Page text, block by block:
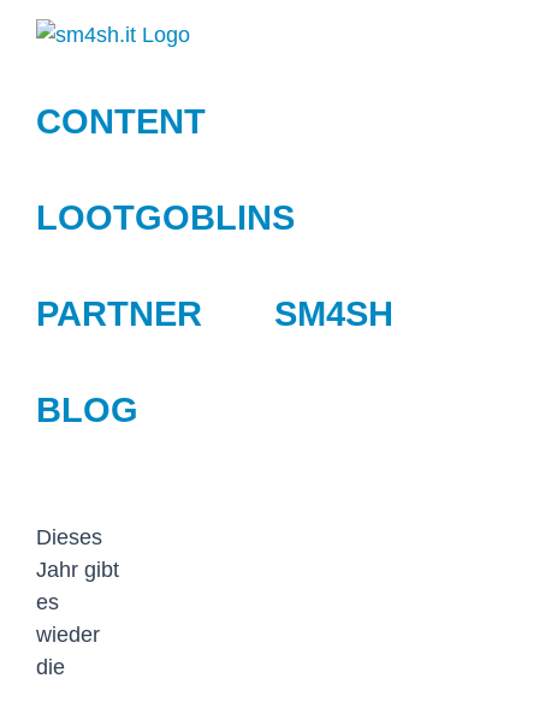
Zum
CONTENT
LOOTGOBLINS
PARTNER SM4SH
BLOG
Dieses
Jahr gibt
es
wieder
die